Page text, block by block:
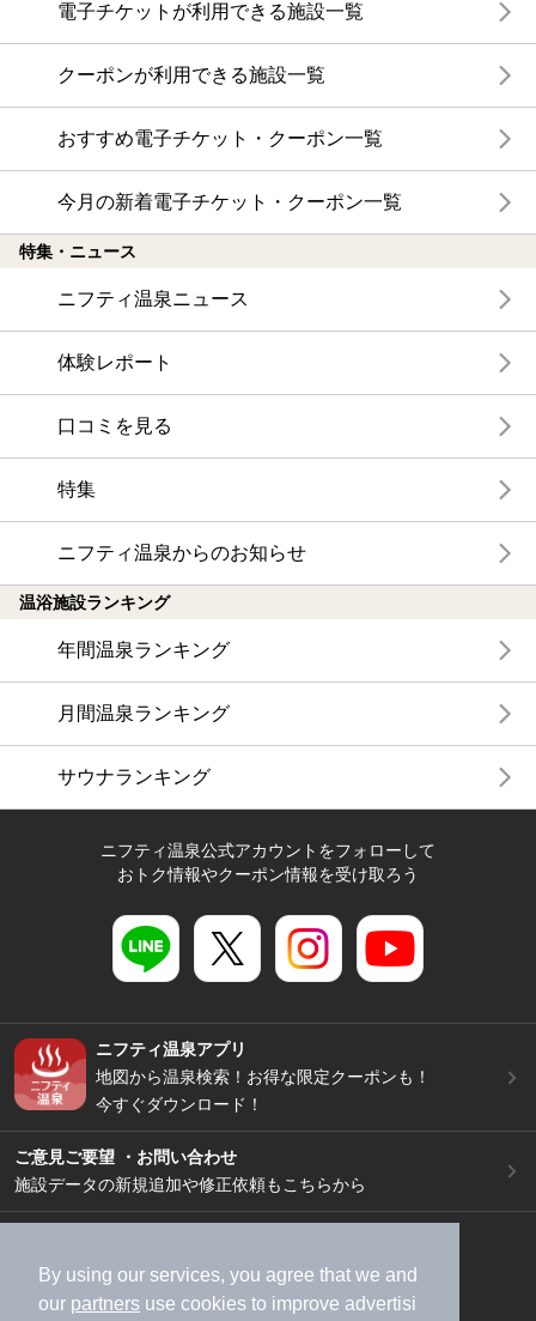
By using our services, you agree that we and
our partners use cookies to improve advertisi
電子チケットが利用できる施設一覧
クーポンが利用できる施設一覧
おすすめ電子チケット・クーポン一覧
今月の新着電子チケット・クーポン一覧
特集・ニュース
ニフティ温泉ニュース
体験レポート
口コミを見る
特集
ニフティ温泉からのお知らせ
温浴施設ランキング
年間温泉ランキング
月間温泉ランキング
サウナランキング
ニフティ温泉公式アカウントをフォローして
おトク情報やクーポン情報を受け取ろう
ニフティ温泉アプリ
地図から温泉検索！お得な限定クーポンも！
今すぐダウンロード！
ご意見ご要望 ・お問い合わせ
施設データの新規追加や修正依頼もこちらから
加盟店募集（資料請求）
広告出稿のご案内
利用規約
ライフスタイルMEMBERS+規約